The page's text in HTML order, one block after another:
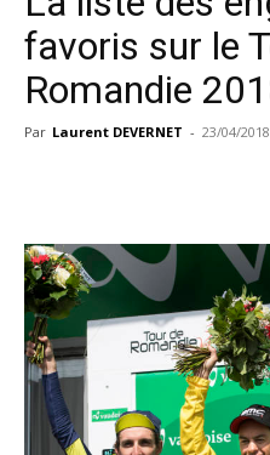
favoris sur le
Romandie
Par Laurent DEVERNET - 23/04/2018